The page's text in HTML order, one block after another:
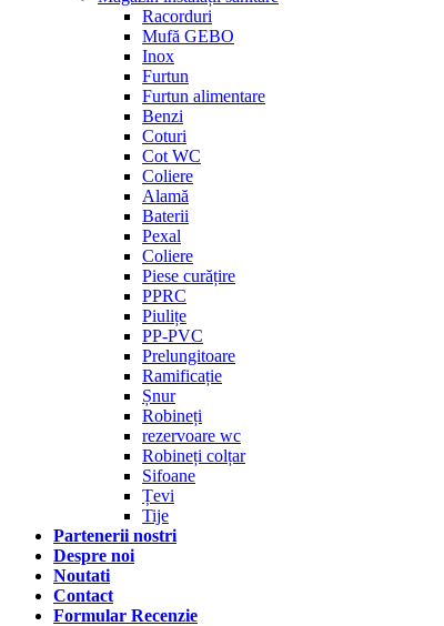
Racorduri
Mufă GEBO
Inox
Furtun
Furtun alimentare
Benzi
Coturi
Cot WC
Coliere
Alamă
Baterii
Pexal
Coliere
Piese curățire
PPRC
Piulițe
PP-PVC
Prelungitoare
Ramificație
Șnur
Robineți
rezervoare wc
Robineți colțar
Sifoane
Țevi
Tije
Partenerii nostri
Despre noi
Noutati
Contact
Formular Recenzie